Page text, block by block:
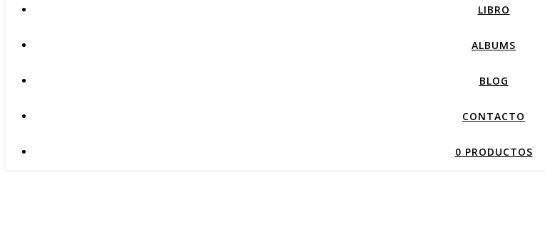
LIBRO
ALBUMS
BLOG
CONTACTO
0 PRODUCTOS